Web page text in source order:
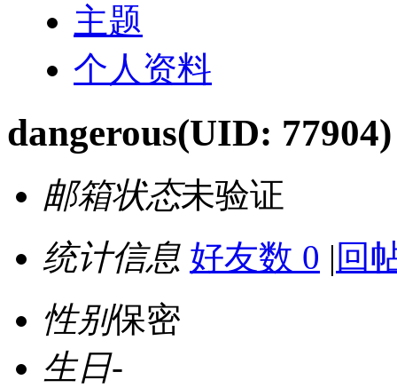
主题
个人资料
dangerous(UID: 77904)
邮箱状态未验证
统计信息 好友数 0 | 回
性别保密
生日-